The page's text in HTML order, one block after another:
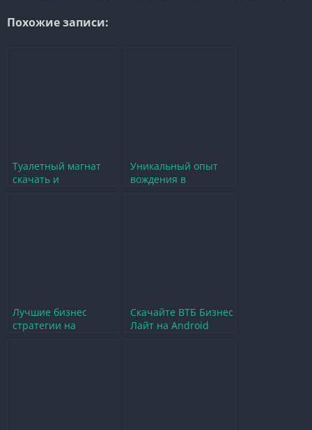
Похожие записи:
Туалетный магнат
скачать и
Уникальный опыт
вождения в
Лучшие бизнес
стратегии на
Скачайте ВТБ Бизнес
Лайт на Android